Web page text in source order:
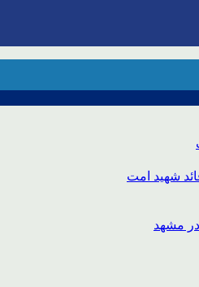
شهید امت